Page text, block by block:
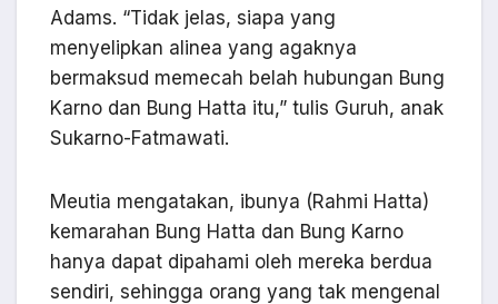
Adams. “Tidak jelas, siapa yang
menyelipkan alinea yang agaknya
bermaksud memecah belah hubungan Bung
Karno dan Bung Hatta itu,” tulis Guruh, anak
Sukarno-Fatmawati.
Meutia mengatakan, ibunya (Rahmi Hatta)
kemarahan Bung Hatta dan Bung Karno
hanya dapat dipahami oleh mereka berdua
sendiri, sehingga orang yang tak mengenal